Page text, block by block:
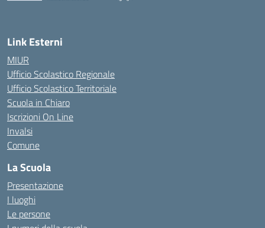
Link Esterni
MIUR
Ufficio Scolastico Regionale
Ufficio Scolastico Territoriale
Scuola in Chiaro
Iscrizioni On Line
Invalsi
Comune
La Scuola
Presentazione
I luoghi
Le persone